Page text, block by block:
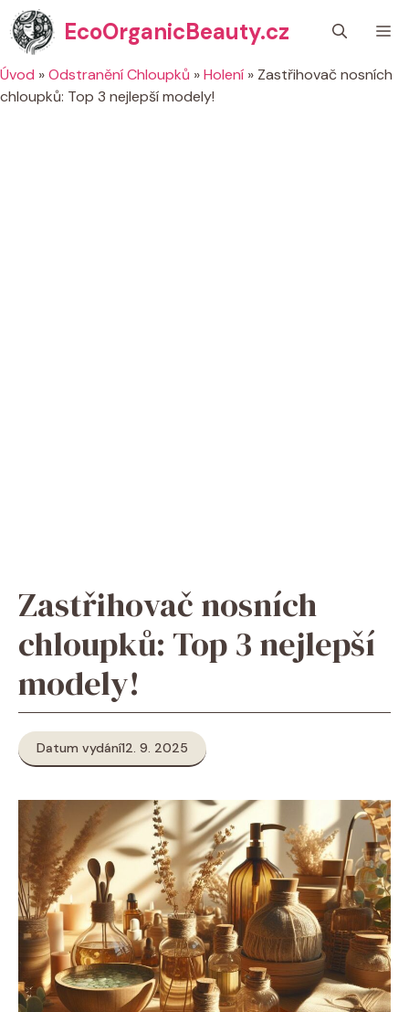
Přeskočit
na
obsah
EcoOrganicBeauty.cz
Úvod »Odstranění Chloupků »Holení » Zastřihovač nosních
chloupků: Top 3 nejlepší modely!
Zastřihovač nosních
chloupků: Top 3 nejlepší
modely!
Datum vydání12. 9. 2025